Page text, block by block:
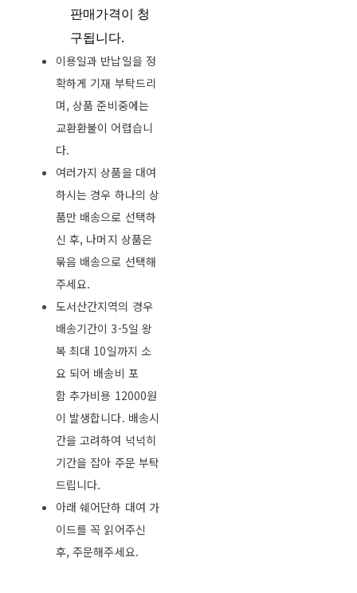
판매가격이 청
구됩니다.
이용일과 반납일을 정
확하게 기재 부탁드리
며, 상품 준비중에는
교환환불이 어렵습니
다.
여러가지 상품을 대여
하시는 경우 하나의 상
품만 배송으로 선택하
신 후, 나머지 상품은
묶음 배송으로 선택해
주세요.
도서산간지역의 경우
배송기간이 3-5일 왕
복 최대 10일까지 소
요 되어 배송비 포
함 추가비용 12000원
이 발생합니다. 배송시
간을 고려하여 넉넉히
기간을 잡아 주문 부탁
드립니다.
아래 쉐어단하 대여 가
이드를 꼭 읽어주신
후, 주문해주세요.